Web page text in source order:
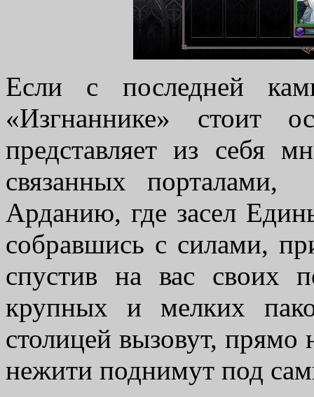
Если с последней
«Изгнаннике» стоит
представляет из себя
связанных
Арданию, где засел
собравшись с силами,
спустив на вас своих
крупных и мелких
столицей вызовут,
нежити поднимут под